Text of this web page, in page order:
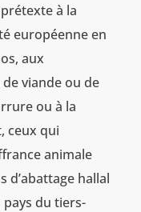
à la
européenne en
aux
viande ou de
ou à la
ceux qui
animale
d’abattage hallal
du tiers-